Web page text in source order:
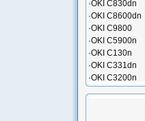
·OKI C830dn
·OKI C8600dn
·OKI C9800
·OKI C5900n
·OKI C130n
·OKI C331dn
·OKI C3200n